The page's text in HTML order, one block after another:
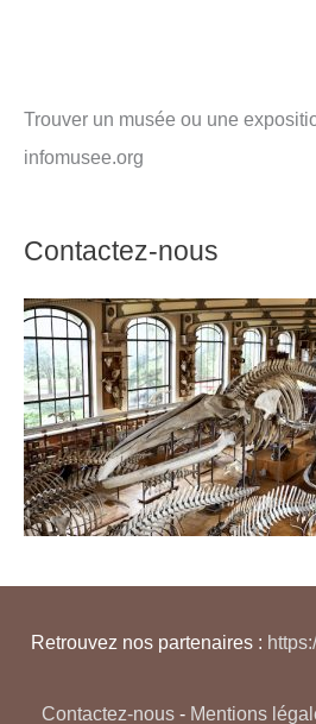
Trouver un musée ou une
infomusee.org
Contactez-nous
Retrouvez nos partenaires :
Contactez-nous- Mentions